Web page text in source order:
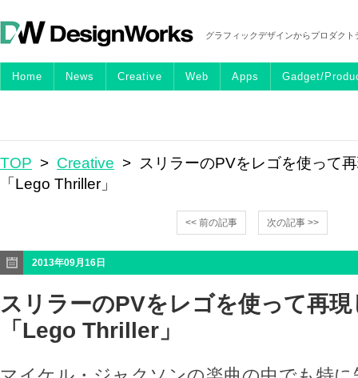
グラフィックデザインからプロダク
Home News Creative Web Apps Gadget/
TOP > Creative > スリラーのPVをレゴを使って
「Lego Thriller」
<< 前の記事 次の記事 >>
2013年09月16日
スリラーのPVをレゴを使って再
「Lego Thriller」